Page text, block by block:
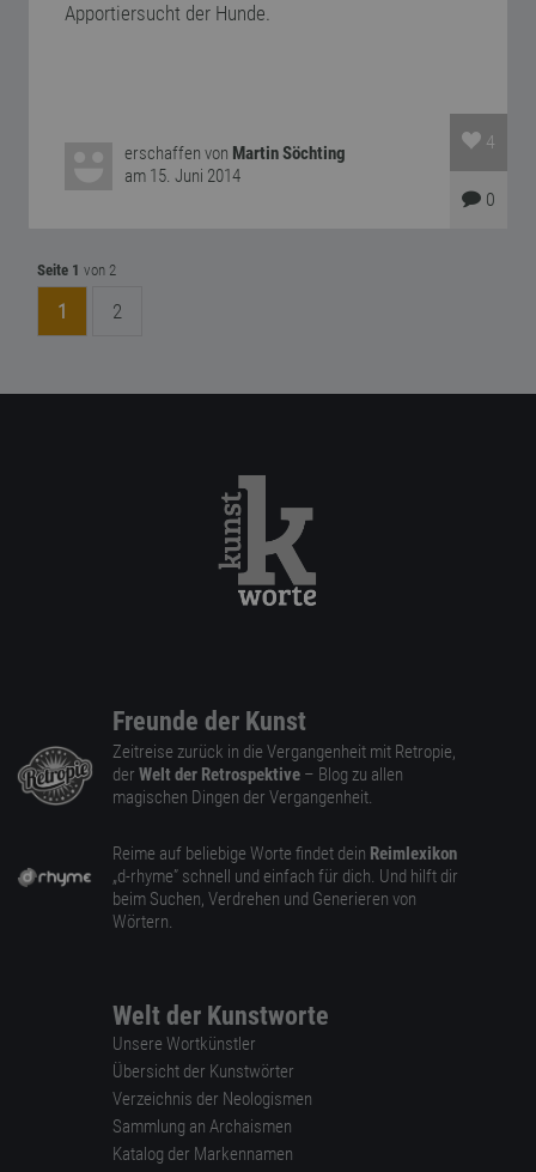
Apportiersucht der Hunde.
erschaffen von Martin Söchting
am 15. Juni 2014
4
0
Seite 1 von 2
1 2
Freunde der Kunst
Zeitreise zurück in die Vergangenheit mit Retropie,
der Welt der Retrospektive – Blog zu allen
magischen Dingen der Vergangenheit.
Reime auf beliebige Worte findet dein Reimlexikon
„d-rhyme” schnell und einfach für dich. Und hilft dir
beim Suchen, Verdrehen und Generieren von
Wörtern.
Welt der Kunstworte
Unsere Wortkünstler
Übersicht der Kunstwörter
Verzeichnis der Neologismen
Sammlung an Archaismen
Katalog der Markennamen